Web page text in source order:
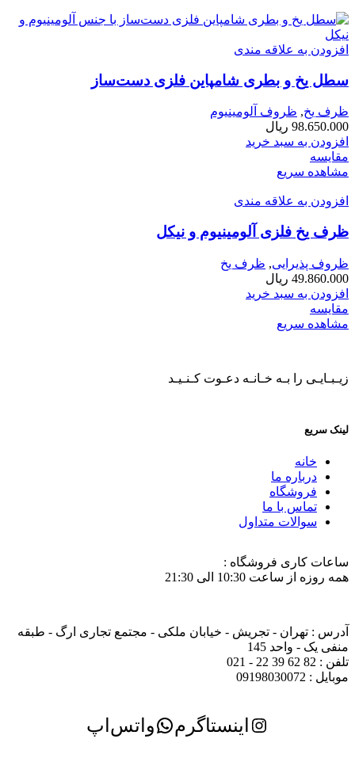
افزودن به علاقه مندی
سطل یخ و بطری شامپاین فلزی دست‌ساز
ظرف یخ, ظروف آلومینیوم
98.650.000 ریال
افزودن به سبد خرید
مقایسه
مشاهده سریع
افزودن به علاقه مندی
ظرف یخ فلزی آلومینیوم و نیکل
ظروف پذیرایی, ظرف یخ
49.860.000 ریال
افزودن به سبد خرید
مقایسه
مشاهده سریع
زیـبـایـی را بـه خـانـه دعـوت کـنـیـد
لینک سریع
خانه
درباره ما
فروشگاه
تماس با ما
سوالات متداول
ساعات کاری فروشگاه :
همه روزه از ساعت 10:30 الی 21:30
آدرس : تهران - تجریش - خیابان ملکی - مجتمع تجاری ارگ - طبقه
منفی یک - واحد 145
تلفن : 82 62 39 22 - 021
موبایل : 09198030072
اینستاگرم واتس‌اپ